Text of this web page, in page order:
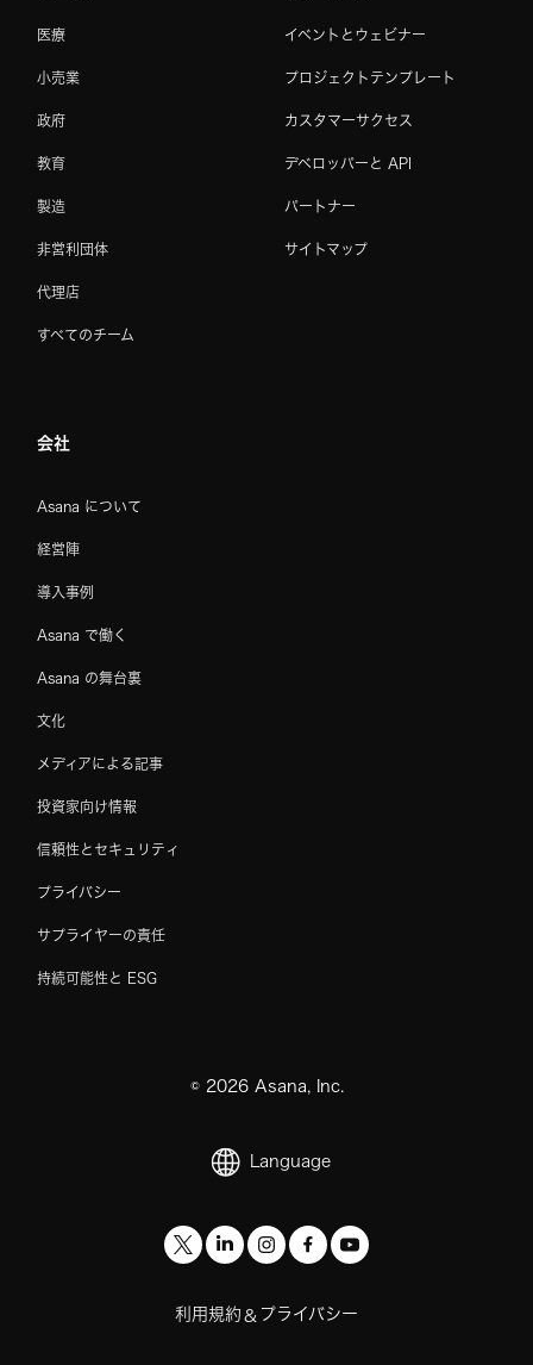
医療
小売業
政府
教育
製造
非営利団体
代理店
すべてのチーム
イベントとウェビナー
プロジェクトテンプレート
カスタマーサクセス
デベロッパーと API
パートナー
サイトマップ
会社
Asana について
経営陣
導入事例
Asana で働く
Asana の舞台裏
文化
メディアによる記事
投資家向け情報
信頼性とセキュリティ
プライバシー
サプライヤーの責任
持続可能性と ESG
© 2026Asana, Inc.
Language
利用規約 & プライバシー